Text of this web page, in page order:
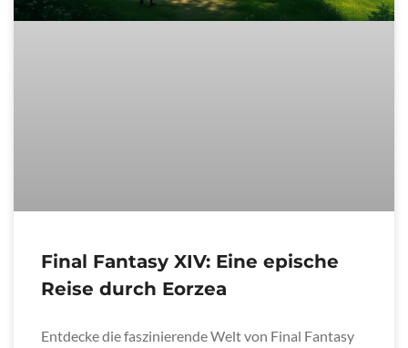
Final Fantasy XIV: Eine epische
Reise durch Eorzea
Entdecke die faszinierende Welt von Final Fantasy